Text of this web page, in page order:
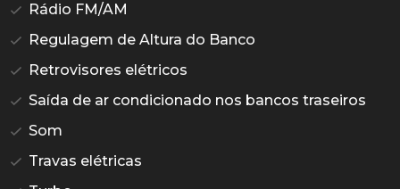
Rádio FM/AM
Regulagem de Altura do Banco
Retrovisores elétricos
Saída de ar condicionado nos bancos traseiros
Som
Travas elétricas